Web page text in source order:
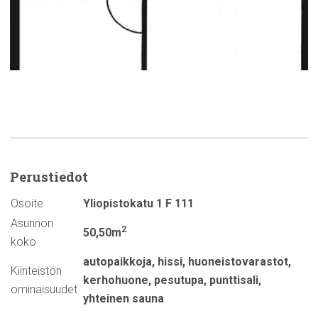
Perustiedot
Osoite
Yliopistokatu 1 F 111
Asunnon
koko
50,50m2
Kiinteistön
ominaisuudet
autopaikkoja, hissi, huoneistovarastot,
kerhohuone, pesutupa, punttisali,
yhteinen sauna